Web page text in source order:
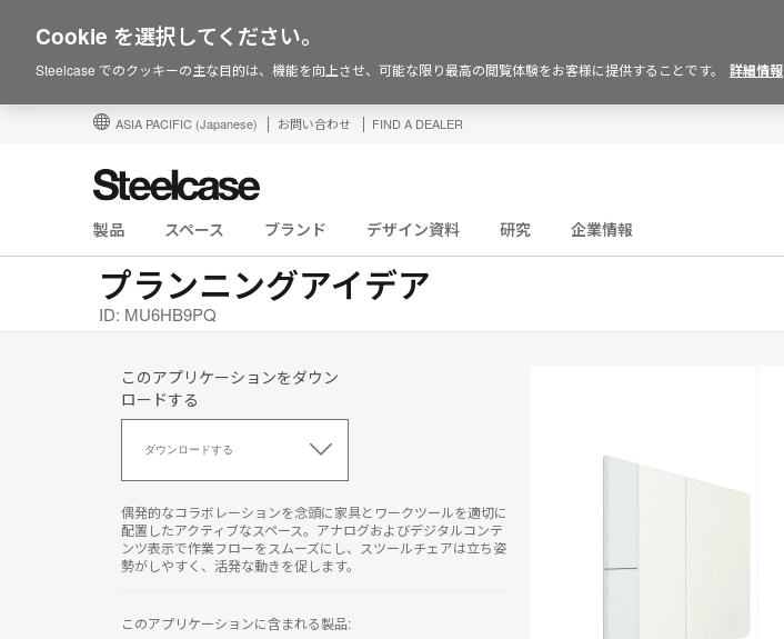
ASIA PACIFIC (Japanese) お問い合わせ FIND A DEALER
製品 スペース ブランド デザイン資料 研究 企業情報
プランニングアイデア
ID: MU6HB9PQ
このアプリケーションをダウン
ロードする
ダウンロードする
リ
ケ
ー
シ
を
偶発的なコラボレーションを念頭に家具とワークツールを適切に
配置したアクティブなスペース。アナログおよびデジタルコンテ
ンツ表示で作業フローをスムーズにし、スツールチェアは立ち姿
勢がしやすく、活発な動きを促します。
このアプリケーションに含まれる製品:
Cookie を選択してください。
Steelcase でのクッキーの主な目的は、機能を向上させ、可能な限り最高の閲覧体験をお客様に提供することです。 詳細情報